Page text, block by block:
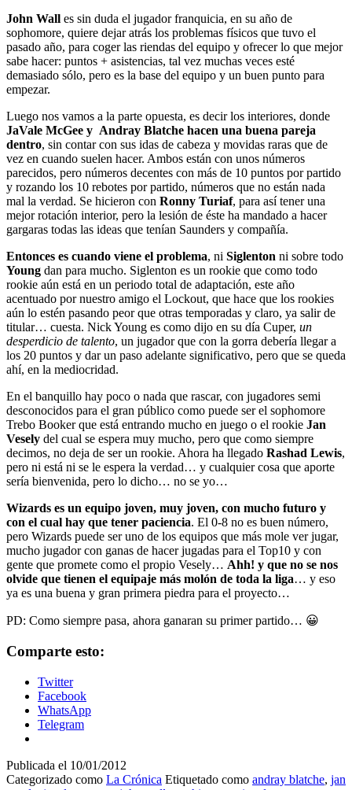
John Wall es sin duda el jugador franquicia, en su año de
sophomore, quiere dejar atrás los problemas físicos que tuvo el
pasado año, para coger las riendas del equipo y ofrecer lo que mejor
sabe hacer: puntos + asistencias, tal vez muchas veces esté
demasiado sólo, pero es la base del equipo y un buen punto para
empezar.
Luego nos vamos a la parte opuesta, es decir los interiores, donde
JaVale McGee y Andray Blatche hacen una buena pareja
dentro, sin contar con sus idas de cabeza y movidas raras que de
vez en cuando suelen hacer. Ambos están con unos números
parecidos, pero números decentes con más de 10 puntos por partido
y rozando los 10 rebotes por partido, números que no están nada
mal la verdad. Se hicieron con Ronny Turiaf, para así tener una
mejor rotación interior, pero la lesión de éste ha mandado a hacer
gargaras todas las ideas que tenían Saunders y compañía.
Entonces es cuando viene el problema, ni Siglenton ni sobre todo
Young dan para mucho. Siglenton es un rookie que como todo
rookie aún está en un periodo total de adaptación, este año
acentuado por nuestro amigo el Lockout, que hace que los rookies
aún lo estén pasando peor que otras temporadas y claro, ya salir de
titular… cuesta. Nick Young es como dijo en su día Cuper, un
desperdicio de talento, un jugador que con la gorra debería llegar a
los 20 puntos y dar un paso adelante significativo, pero que se queda
ahí, en la mediocridad.
En el banquillo hay poco o nada que rascar, con jugadores semi
desconocidos para el gran público como puede ser el sophomore
Trebo Booker que está entrando mucho en juego o el rookie Jan
Vesely del cual se espera muy mucho, pero que como siempre
decimos, no deja de ser un rookie. Ahora ha llegado Rashad Lewis,
pero ni está ni se le espera la verdad… y cualquier cosa que aporte
sería bienvenida, pero lo dicho… no se yo…
Wizards es un equipo joven, muy joven, con mucho futuro y
con el cual hay que tener paciencia. El 0-8 no es buen número,
pero Wizards puede ser uno de los equipos que más mole ver jugar,
mucho jugador con ganas de hacer jugadas para el Top10 y con
gente que promete como el propio Vesely… Ahh! y que no se nos
olvide que tienen el equipaje más molón de toda la liga… y eso
ya es una buena y gran primera piedra para el proyecto…
PD: Como siempre pasa, ahora ganaran su primer partido… 😀
Comparte esto:
Twitter
Facebook
WhatsApp
Telegram
Publicada el 10/01/2012
Categorizado como La Crónica Etiquetado como andray blatche, jan